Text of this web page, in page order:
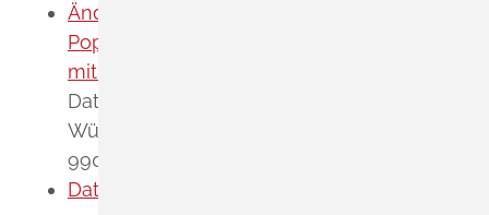
Änderung persönlicher Daten der
Popakademie Baden-Württemberg
mitteilen
Daten der Popakademie Baden-
Württemberg mitteilen LEIKA-Nr.:
99061006000000
Datenänderung - Universität Tübingen